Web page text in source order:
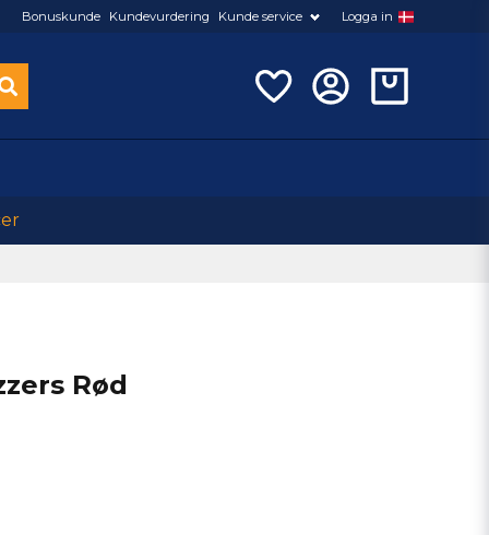
Bonuskunde Kundevurdering Kunde service Logga in
Rød